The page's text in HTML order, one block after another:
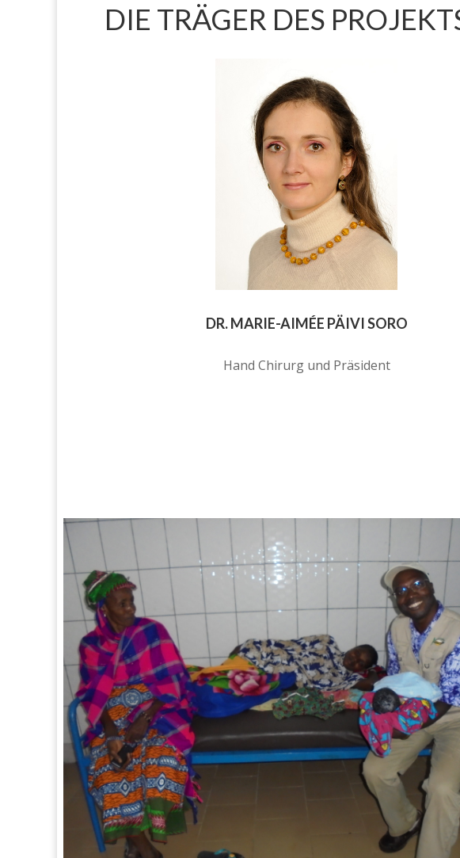
DIE TRÄGER DES
DR. MARIE-AIMÉE PÄIVI SORO
Hand Chirurg und Präsident